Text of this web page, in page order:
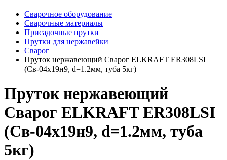
Сварочное оборудование
Сварочные материалы
Присадочные прутки
Прутки для нержавейки
Сварог
Пруток нержавеющий Сварог ELKRAFT ER308LSI
(Св-04х19н9, d=1.2мм, туба 5кг)
Пруток нержавеющий
Сварог ELKRAFT ER308LSI
(Св-04х19н9, d=1.2мм, туба
5кг)